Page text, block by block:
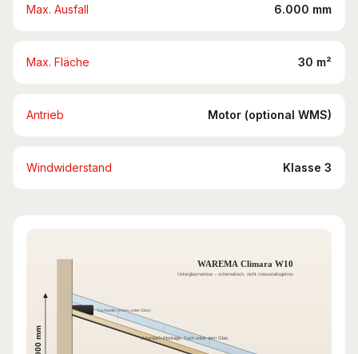
Max. Ausfall 6.000 mm
Max. Fläche 30 m²
Antrieb Motor (optional WMS)
Windwiderstand Klasse 3